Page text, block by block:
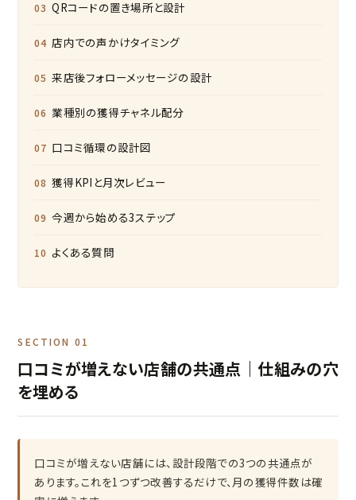
QRコードの置き場所と設計
店内での声かけタイミング
来店後フォローメッセージの設計
業種別の獲得チャネル配分
口コミ循環の設計図
獲得KPIと月次レビュー
今週から始める3ステップ
よくある質問
SECTION 01
口コミが増えない店舗の共通点｜仕組みの穴
を埋める
口コミが増えない店舗には、設計段階での3つの共通点が
あります。これを1つずつ改善するだけで、月の獲得件数は確